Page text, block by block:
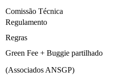
Comissão Técnica
Regulamento
Regras
Green Fee + Buggie partilhado
(Associados ANSGP)